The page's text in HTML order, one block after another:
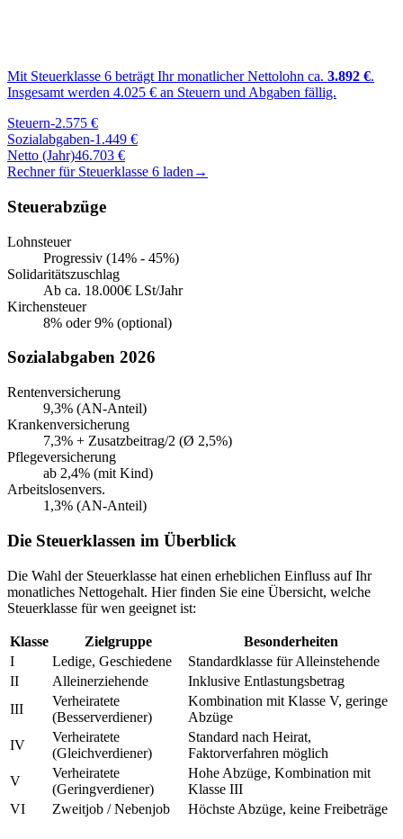
Mit Steuerklasse 6 beträgt Ihr monatlicher Nettolohn ca. 3.892 €.
Insgesamt werden 4.025 € an Steuern und Abgaben fällig.
Steuern-2.575 €
Sozialabgaben-1.449 €
Netto (Jahr)46.703 €
Rechner für Steuerklasse 6 laden →
Steuerabzüge
Lohnsteuer
Progressiv (14% - 45%)
Solidaritätszuschlag
Ab ca. 18.000€ LSt/Jahr
Kirchensteuer
8% oder 9% (optional)
Sozialabgaben 2026
Rentenversicherung
9,3% (AN-Anteil)
Krankenversicherung
7,3% + Zusatzbeitrag/2 (Ø 2,5%)
Pflegeversicherung
ab 2,4% (mit Kind)
Arbeitslosenvers.
1,3% (AN-Anteil)
Die Steuerklassen im Überblick
Die Wahl der Steuerklasse hat einen erheblichen Einfluss auf Ihr
monatliches Nettogehalt. Hier finden Sie eine Übersicht, welche
Steuerklasse für wen geeignet ist:
Klasse Zielgruppe
Besonderheiten
I
Ledige, Geschiedene
Standardklasse für Alleinstehende
II
Alleinerziehende
Inklusive Entlastungsbetrag
III
Verheiratete
(Besserverdiener)
Kombination mit Klasse V, geringe
Abzüge
IV
Verheiratete
(Gleichverdiener)
Standard nach Heirat,
Faktorverfahren möglich
V
Verheiratete
(Geringverdiener)
Hohe Abzüge, Kombination mit
Klasse III
VI
Zweitjob / Nebenjob Höchste Abzüge, keine Freibeträge